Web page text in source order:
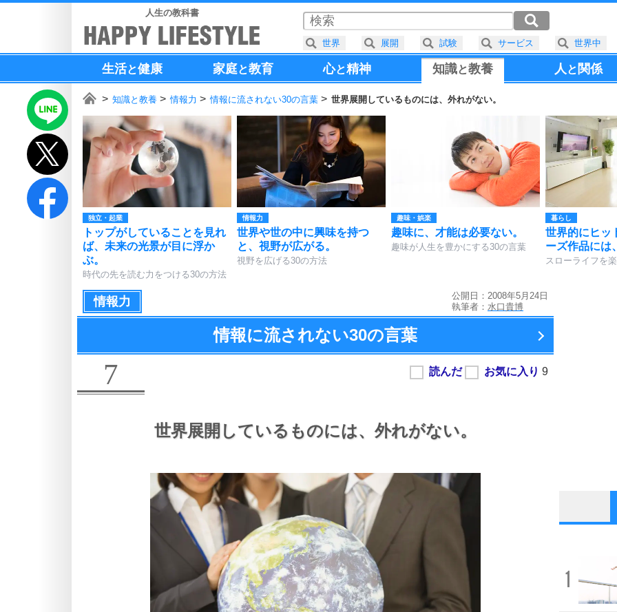
人生の教科書
生活と健康 家庭と教育 心と精神 知識と教養 人と 関係
知識と教養 情報力 情報に流されない30の言葉 世界展開しているものには、外れがない。
独立・起業
トップがしていることを見れ
ば、未来の光景が目に浮か
ぶ。
時代の先を読む力をつける30の方法
情報力
世界や世の中に興味を持つ
と、視野が広がる。
視野を広げる30の方法
趣味・娯楽
趣味に、才能は必要ない。
趣味が人生を豊かにする30の言葉
暮らし
世界的にヒッ
ーズ作品には
スローライフを
情報力
公開日：2008年5月24日
執筆者： 水口貴博
情報に流されない30の言葉
7
世界展開しているものには、 外れがない。
1
世界 展開 試験 サービス 世界中